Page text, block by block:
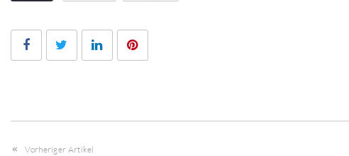
FacebookTwitter LinkedIn
Vorheriger Artikel